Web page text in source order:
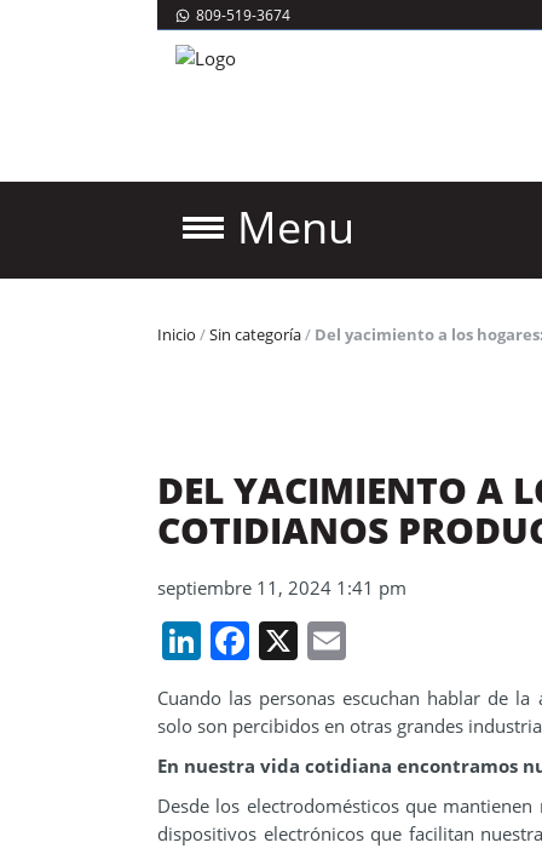
809-519-3674
Menu
Inicio /Sin categoría/ Del yacimiento a los
DEL YACIMIENTO A
COTIDIANOS
septiembre 11, 2024 1:41 pm
LinkedIn
Facebook
X
Cuando las personas escuchan hablar de
solo son percibidos en otras grandes
En nuestra vida cotidiana encontramos
Desde los electrodomésticos que
dispositivos electrónicos que facilitan